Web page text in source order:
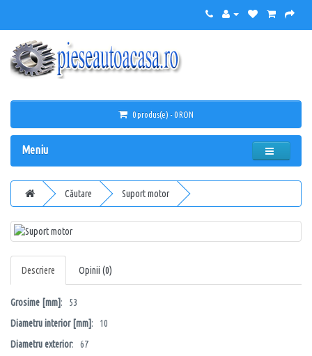
0 produs(e) - 0 RON
Meniu
Căutare Suport motor
Descriere Opinii (0)
Grosime [mm]: 53
Diametru interior [mm]: 10
Diametru exterior: 67